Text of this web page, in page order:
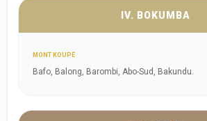
IV. BOKUMBA
MONT KOUPÉ
Bafo, Balong, Barombi, Abo-Sud, Bakundu.